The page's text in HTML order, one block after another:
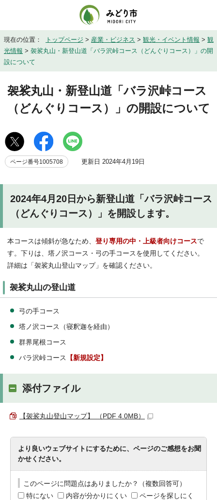
現在の位置： トップページ > 産業・ビジネス > 観光・イベント情報 > 観
光情報 > 袈裟丸山・新登山道「バラ沢峠コース（どんぐりコース）」の開
設について
袈裟丸山・新登山道「バラ沢峠コース
（どんぐりコース）」の開設について
ページ番号1005708 更新日 2024年4月19日
2024年4月20日から新登山道「バラ沢峠コース
（どんぐりコース）」を開設します。
本コースは傾斜が急なため、 登り専用の中・上級者向けコースで
す。下りは、塔ノ沢コース・弓の手コースを使用してください。
詳細は「袈裟丸山登山マップ」を確認ください。
袈裟丸山の登山道
弓の手コース
塔ノ沢コース（寝釈迦を経由）
群界尾根コース
バラ沢峠コース
【新規設定】
添付ファイル
【袈裟丸山登山マップ】 （PDF 4.0MB）
より良いウェブサイトにするために、ページのご感想をお聞
かせください。
このページに問題点はありましたか？（複数回答可）
特にない
内容が分かりにくい
ページを探しにく